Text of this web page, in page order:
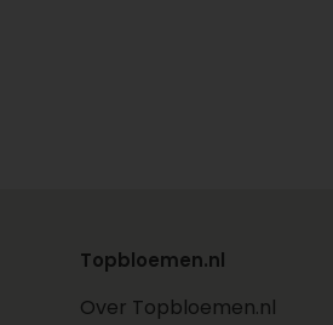
Topbloemen.nl
Over Topbloemen.nl